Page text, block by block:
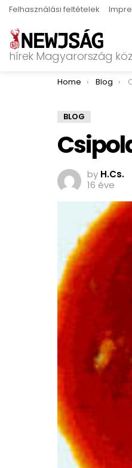
Felhasználási feltételek
hírek Magyarország
You are here:
Home Blog
BLOG
by H.Cs.
16 éve